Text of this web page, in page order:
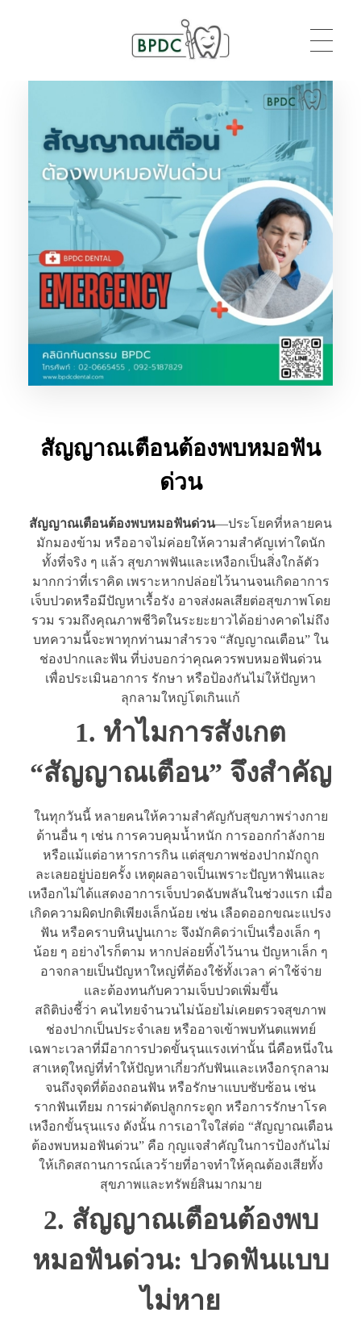
สัญญาณเตือนต้องพบหมอฟัน
ด่วน
สัญญาณเตือนต้องพบหมอฟันด่วน—ประโยคที่หลายคน
มักมองข้าม หรืออาจไม่ค่อยให้ความสำคัญเท่าใดนัก
ทั้งที่จริง ๆ แล้ว สุขภาพฟันและเหงือกเป็นสิ่งใกล้ตัว
มากกว่าที่เราคิด เพราะหากปล่อยไว้นานจนเกิดอาการ
เจ็บปวดหรือมีปัญหาเรื้อรัง อาจส่งผลเสียต่อสุขภาพโดย
รวม รวมถึงคุณภาพชีวิตในระยะยาวได้อย่างคาดไม่ถึง
บทความนี้จะพาทุกท่านมาสำรวจ “สัญญาณเตือน” ใน
ช่องปากและฟัน ที่บ่งบอกว่าคุณควรพบหมอฟันด่วน
เพื่อประเมินอาการ รักษา หรือป้องกันไม่ให้ปัญหา
ลุกลามใหญ่โตเกินแก้
1. ทำไมการสังเกต
“สัญญาณเตือน” จึงสำคัญ
ในทุกวันนี้ หลายคนให้ความสำคัญกับสุขภาพร่างกาย
ด้านอื่น ๆ เช่น การควบคุมน้ำหนัก การออกกำลังกาย
หรือแม้แต่อาหารการกิน แต่สุขภาพช่องปากมักถูก
ละเลยอยู่บ่อยครั้ง เหตุผลอาจเป็นเพราะปัญหาฟันและ
เหงือกไม่ได้แสดงอาการเจ็บปวดฉับพลันในช่วงแรก เมื่อ
เกิดความผิดปกติเพียงเล็กน้อย เช่น เลือดออกขณะแปรง
ฟัน หรือคราบหินปูนเกาะ จึงมักคิดว่าเป็นเรื่องเล็ก ๆ
น้อย ๆ อย่างไรก็ตาม หากปล่อยทิ้งไว้นาน ปัญหาเล็ก ๆ
อาจกลายเป็นปัญหาใหญ่ที่ต้องใช้ทั้งเวลา ค่าใช้จ่าย
และต้องทนกับความเจ็บปวดเพิ่มขึ้น
สถิติบ่งชี้ว่า คนไทยจำนวนไม่น้อยไม่เคยตรวจสุขภาพ
ช่องปากเป็นประจำเลย หรืออาจเข้าพบทันตแพทย์
เฉพาะเวลาที่มีอาการปวดขั้นรุนแรงเท่านั้น นี่คือหนึ่งใน
สาเหตุใหญ่ที่ทำให้ปัญหาเกี่ยวกับฟันและเหงือกรุกลาม
จนถึงจุดที่ต้องถอนฟัน หรือรักษาแบบซับซ้อน เช่น
รากฟันเทียม การผ่าตัดปลูกกระดูก หรือการรักษาโรค
เหงือกขั้นรุนแรง ดังนั้น การเอาใจใส่ต่อ “สัญญาณเตือน
ต้องพบหมอฟันด่วน” คือ กุญแจสำคัญในการป้องกันไม่
ให้เกิดสถานการณ์เลวร้ายที่อาจทำให้คุณต้องเสียทั้ง
สุขภาพและทรัพย์สินมากมาย
2. สัญญาณเตือนต้องพบ
หมอฟันด่วน: ปวดฟันแบบ
ไม่หาย